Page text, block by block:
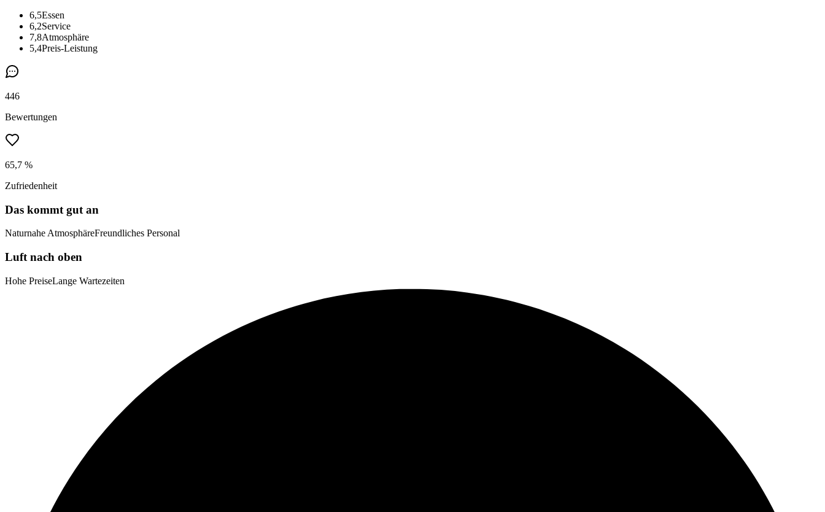
6,5Essen
6,2Service
7,8Atmosphäre
5,4Preis-Leistung
446
Bewertungen
65,7 %
Zufriedenheit
Das kommt gut an
Naturnahe AtmosphäreFreundliches Personal
Luft nach oben
Hohe PreiseLange Wartezeiten